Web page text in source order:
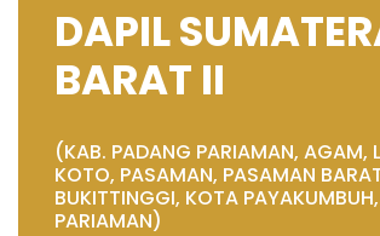
DAPIL
BARAT II
(KAB. PADANG PARIAMAN, AGAM,
KOTO, PASAMAN, PASAMAN
BUKITTINGGI, KOTA
PARIAMAN)